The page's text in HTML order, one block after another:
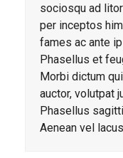
sociosqu ad
per inceptos
fames ac ante
Phasellus et
Morbi dictum
auctor, volutpat
Phasellus
Aenean vel